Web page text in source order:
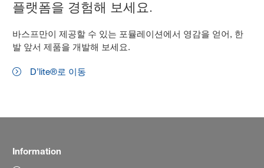
플랫폼을 경험해 보세요.
바스프만이 제공할 수 있는 포뮬레이션에서 영감을 얻어, 한
발 앞서 제품을 개발해 보세요.
D’lite®로 이동
Information